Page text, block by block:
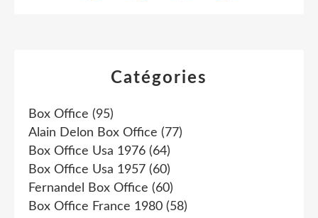
Catégories
Box Office (95)
Alain Delon Box Office (77)
Box Office Usa 1976 (64)
Box Office Usa 1957 (60)
Fernandel Box Office (60)
Box Office France 1980 (58)